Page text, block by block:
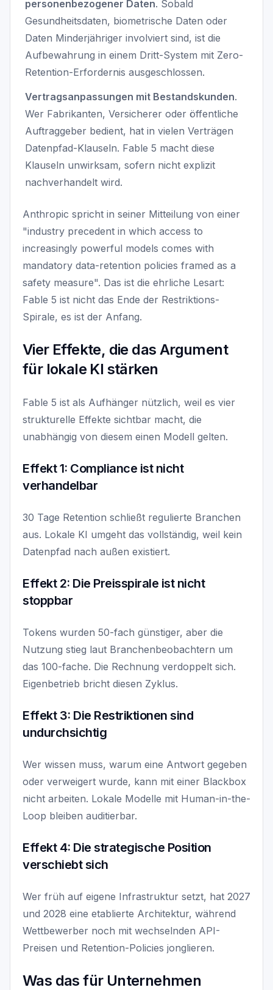
personenbezogener Daten. Sobald
Gesundheitsdaten, biometrische Daten oder
Daten Minderjähriger involviert sind, ist die
Aufbewahrung in einem Dritt-System mit Zero-
Retention-Erfordernis ausgeschlossen.
Vertragsanpassungen mit Bestandskunden.
Wer Fabrikanten, Versicherer oder öffentliche
Auftraggeber bedient, hat in vielen Verträgen
Datenpfad-Klauseln. Fable 5 macht diese
Klauseln unwirksam, sofern nicht explizit
nachverhandelt wird.
Anthropic spricht in seiner Mitteilung von einer
"industry precedent in which access to
increasingly powerful models comes with
mandatory data-retention policies framed as a
safety measure". Das ist die ehrliche Lesart:
Fable 5 ist nicht das Ende der Restriktions-
Spirale, es ist der Anfang.
Vier Effekte, die das Argument
für lokale KI stärken
Fable 5 ist als Aufhänger nützlich, weil es vier
strukturelle Effekte sichtbar macht, die
unabhängig von diesem einen Modell gelten.
Effekt 1: Compliance ist nicht
verhandelbar
30 Tage Retention schließt regulierte Branchen
aus. Lokale KI umgeht das vollständig, weil kein
Datenpfad nach außen existiert.
Effekt 2: Die Preisspirale ist nicht
stoppbar
Tokens wurden 50-fach günstiger, aber die
Nutzung stieg laut Branchenbeobachtern um
das 100-fache. Die Rechnung verdoppelt sich.
Eigenbetrieb bricht diesen Zyklus.
Effekt 3: Die Restriktionen sind
undurchsichtig
Wer wissen muss, warum eine Antwort gegeben
oder verweigert wurde, kann mit einer Blackbox
nicht arbeiten. Lokale Modelle mit Human-in-the-
Loop bleiben auditierbar.
Effekt 4: Die strategische Position
verschiebt sich
Wer früh auf eigene Infrastruktur setzt, hat 2027
und 2028 eine etablierte Architektur, während
Wettbewerber noch mit wechselnden API-
Preisen und Retention-Policies jonglieren.
Was das für Unternehmen